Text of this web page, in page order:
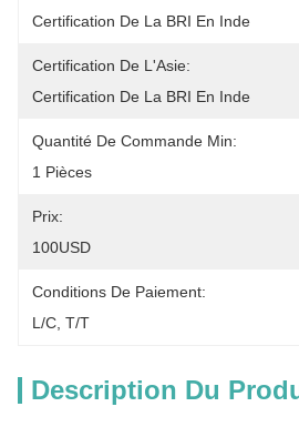
Certification De La BRI En Inde
Certification De L'Asie:
Certification De La BRI En Inde
Quantité De Commande Min:
1 Pièces
Prix:
100USD
Conditions De Paiement:
L/C, T/T
Description Du